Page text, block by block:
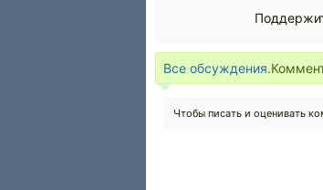
Все обсуждения.
Чтобы писать и оценивать